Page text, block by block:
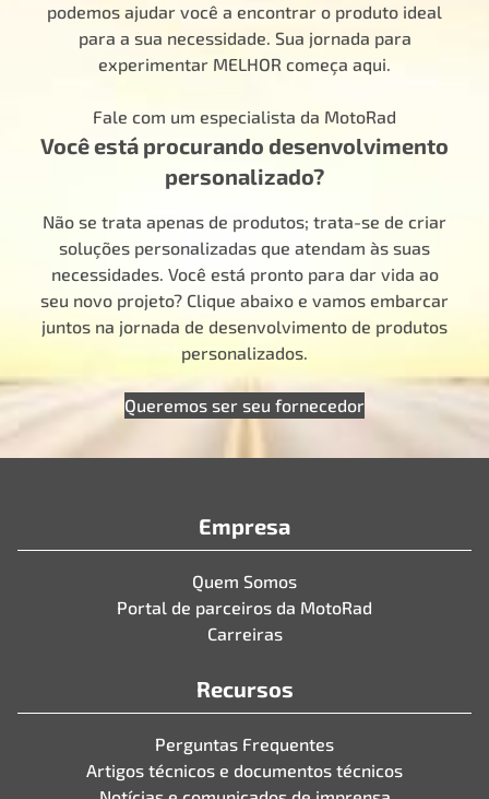
podemos ajudar você a encontrar o produto ideal
para a sua necessidade. Sua jornada para
experimentar MELHOR começa aqui.
Fale com um especialista da MotoRad
Você está procurando desenvolvimento
personalizado?
Não se trata apenas de produtos; trata-se de criar
soluções personalizadas que atendam às suas
necessidades. Você está pronto para dar vida ao
seu novo projeto? Clique abaixo e vamos embarcar
juntos na jornada de desenvolvimento de produtos
personalizados.
Queremos ser seu fornecedor
Empresa
Quem Somos
Portal de parceiros da MotoRad
Carreiras
Recursos
Perguntas Frequentes
Artigos técnicos e documentos técnicos